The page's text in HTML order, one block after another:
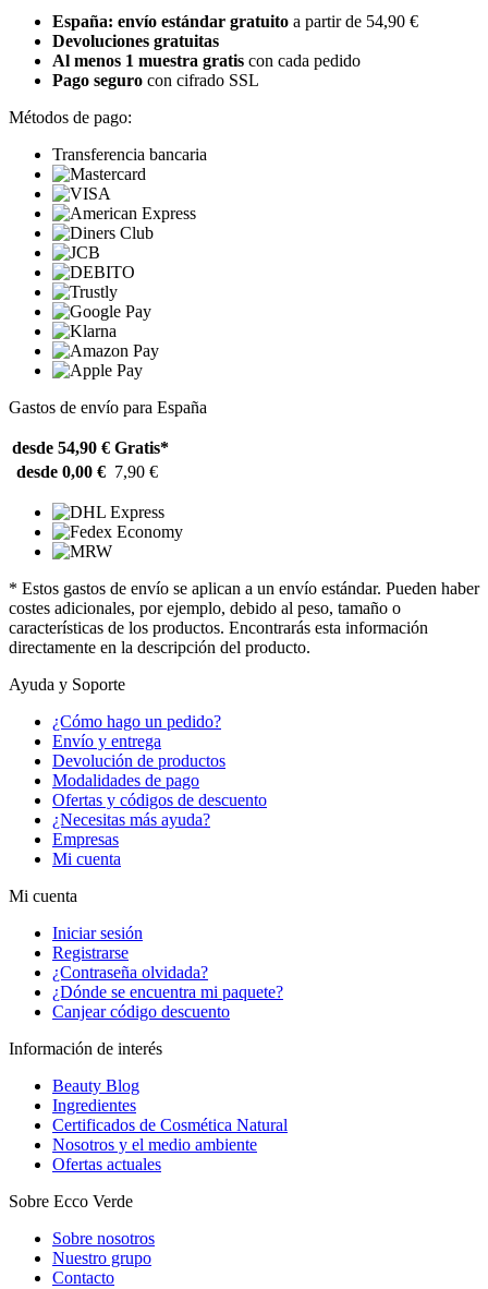
España: envío estándar gratuito a partir de 54,90 €
Devoluciones gratuitas
Al menos 1 muestra gratis con cada pedido
Pago seguro con cifrado SSL
Métodos de pago:
Transferencia bancaria
Gastos de envío para España
desde 54,90 € Gratis*
desde 0,00 € 7,90 €
* Estos gastos de envío se aplican a un envío estándar. Pueden haber
costes adicionales, por ejemplo, debido al peso, tamaño o
características de los productos. Encontrarás esta información
directamente en la descripción del producto.
Ayuda y Soporte
¿Cómo hago un pedido?
Envío y entrega
Devolución de productos
Modalidades de pago
Ofertas y códigos de descuento
¿Necesitas más ayuda?
Empresas
Mi cuenta
Mi cuenta
Iniciar sesión
Registrarse
¿Contraseña olvidada?
¿Dónde se encuentra mi paquete?
Canjear código descuento
Información de interés
Beauty Blog
Ingredientes
Certificados de Cosmética Natural
Nosotros y el medio ambiente
Ofertas actuales
Sobre Ecco Verde
Sobre nosotros
Nuestro grupo
Contacto